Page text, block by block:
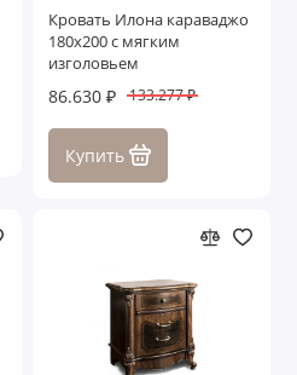
Кровать Илона караваджо
180х200 с мягким
изголовьем
86.630 ₽ 133.277 ₽
Купить